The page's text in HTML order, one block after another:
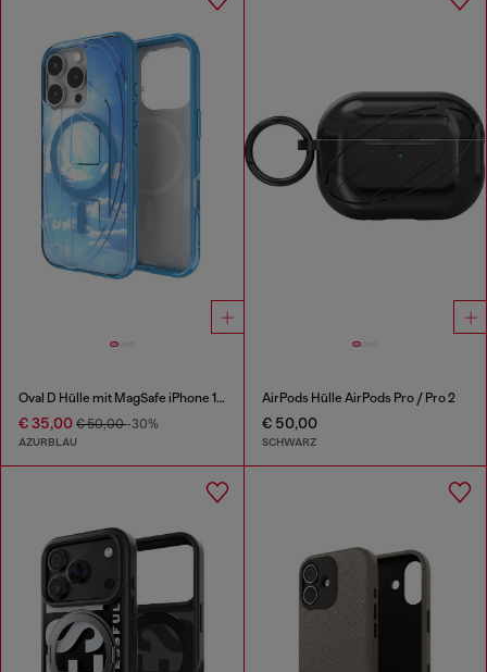
Oval D Hülle mit MagSafe iPhone 16 Pro
€ 35,00 € 50,00-30%
AZURBLAU
AirPods Hülle AirPods Pro / Pro 2
€ 50,00
SCHWARZ